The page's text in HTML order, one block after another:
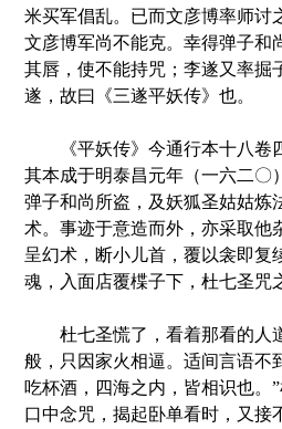
米买军倡乱。已而文彦博率师讨
文彦博军尚不能克。幸得弹子和
其唇，使不能持咒；李遂又率掘
遂，故曰《三遂平妖传》也。
《平妖传》今通行本十八卷四
其本成于明泰昌元年（一六二〇
弹子和尚所盗，及妖狐圣姑姑炼
术。事迹于意造而外，亦采取他
呈幻术，断小儿首，覆以衾即复
魂，入面店覆楪子下，杜七圣咒
杜七圣慌了，看着那看的人道
般，只因家火相逼。适间言语不
吃杯酒，四海之内，皆相识也。
口中念咒，揭起卧单看时，又接